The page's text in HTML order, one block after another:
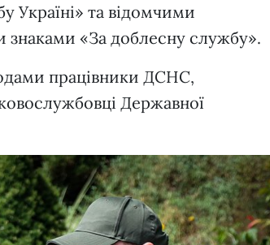
Україні» та відомчими
знаками «За доблесну службу».
працівники ДСНС,
Державної